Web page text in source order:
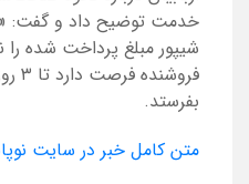
خدمت توضیح داد و گفت:
شیپور مبلغ پرداخت شده را
بفرستد.
متن کامل خبر در سایت